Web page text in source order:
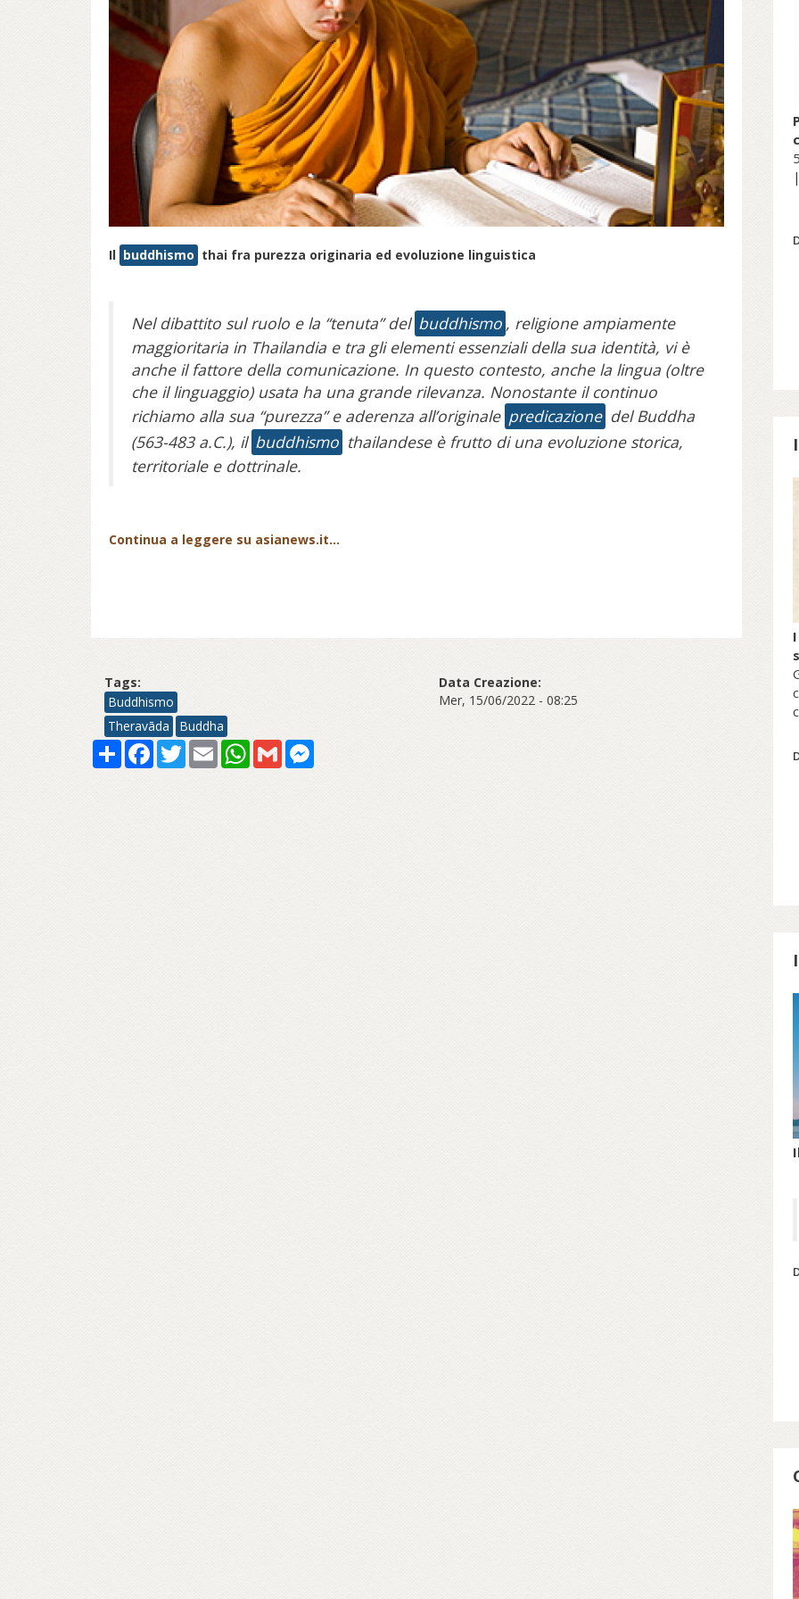
Il buddhismo thai fra purezza originaria ed evoluzione linguistica
Nel dibattito sul ruolo e la “tenuta” del buddhismo , religione ampiamente
maggioritaria in Thailandia e tra gli elementi essenziali della sua identità, vi è
anche il fattore della comunicazione. In questo contesto, anche la lingua (oltre
che il linguaggio) usata ha una grande rilevanza. Nonostante il continuo
richiamo alla sua “purezza” e aderenza all’originale predicazione del Buddha
(563-483 a.C.), il buddhismo thailandese è frutto di una evoluzione storica,
territoriale e dottrinale.
Continua a leggere su asianews.it...
Tags:
Buddhismo
Theravāda
Buddha
Data Creazione:
Mer, 15/06/2022 - 08:25
Share Facebook
TwitterEmail WhatsApp
Gmail